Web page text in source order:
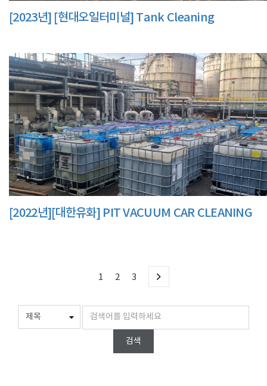
[2023년] [현대오일터미널] Tank Cleaning
[2022년][대한유화] PIT VACUUM CAR CLEANING
1 2 3
검색